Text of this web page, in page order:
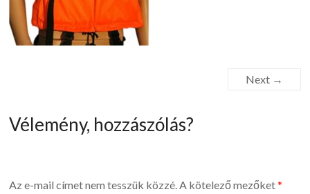
Next →
Vélemény, hozzászólás?
Az e-mail címet nem tesszük közzé.A kötelező mezőket*